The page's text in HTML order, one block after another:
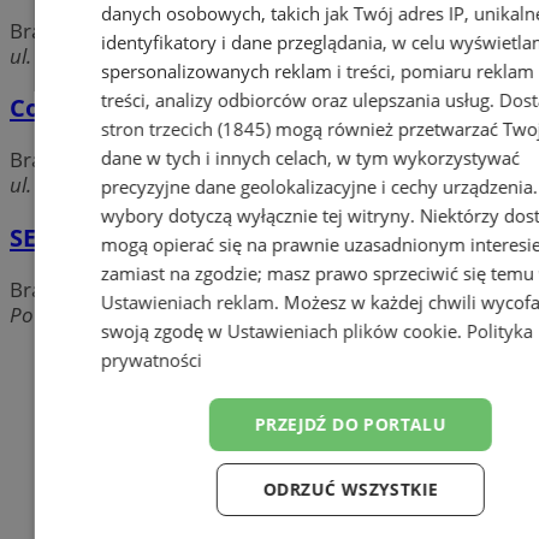
Bramy, kraty, ogrodzenia
ul. Wolności, 41-500 Chorzów
Core
Bramy, kraty, ogrodzenia
ul. Krzyżowa 41, 41-500 Chorzów
SECTOR - odzież imort
Bramy, kraty, ogrodzenia
Powstańców, 41-500 Chorzów
Dodaj firmę
Pozostałe firmy w kategorii
Meble na wymiar
danych osobowych, takich jak Twój adres IP,
identyfikatory i dane przeglądania, w celu
spersonalizowanych reklam i treści, pomiaru reklam
treści, analizy odbiorców oraz ulepszania usług.
stron trzecich (1845)mogą również przetwarzać
dane w tych i innych celach, w tym wykorzystywać
precyzyjne dane geolokalizacyjne i cechy
wybory dotyczą wyłącznie tej witryny. Niektórzy
mogą opierać się na prawnie uzasadnionym
zamiast na zgodzie; masz prawo sprzeciwić się temu
Ustawieniach reklam. Możesz w każdej chwili
swoją zgodę w Ustawieniach plików cookie. Polityka
prywatności
PRZEJDŹ DO PORTALU
ODRZUĆ WSZYSTKIE